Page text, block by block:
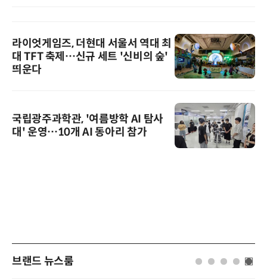
라이엇게임즈, 더현대 서울서 역대 최
대 TFT 축제…신규 세트 '신비의 숲'
띄운다
국립광주과학관, '여름방학 AI 탐사
대' 운영…10개 AI 동아리 참가
브랜드 뉴스룸